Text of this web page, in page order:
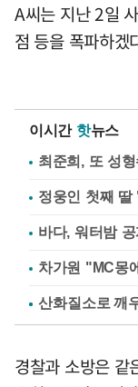
A씨는 지난 2일
점 등을 폭파하겠
이시간 핫뉴스
최준희, 또 성
정웅인 첫째
바다, 워터밤
경찰과 소방은 같